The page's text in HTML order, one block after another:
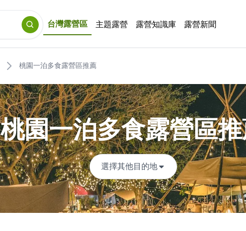
台灣露營區 主題露營 露營知識庫 露營新聞
桃園一泊多食露營區推薦
桃園一泊多食露營區
選擇其他目的地